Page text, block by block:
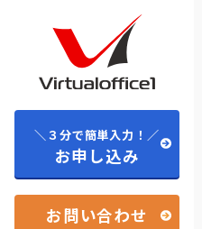
＼３分で簡単入力！／
お申し込み
お問い合わせ